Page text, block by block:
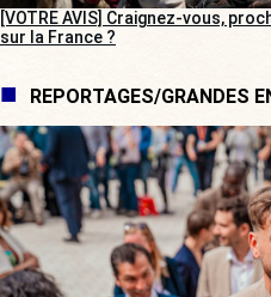
[VOTRE AVIS] Craignez-vous,
sur la France ?
REPORTAGES/GRANDES